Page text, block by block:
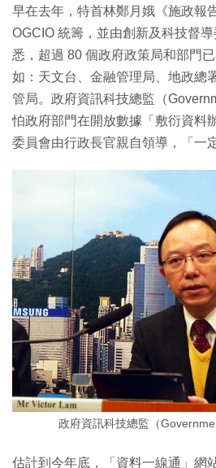
早在去年，特首林鄭月娥《施政報
OGCIO 統籌，並由創新及科技督
悉，超過 80 個政府政策局和部門
如：天文台、金融管理局、地政總
管局。政府資訊科技總監（
怕政府部門在開放數據「敷衍資料
委員會由行政長官親自領導，「一
政府資訊科技總監（
估計到今年底，「資料一線通」網